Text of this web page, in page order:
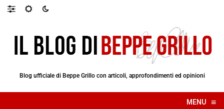
Blog ufficiale di Beppe Grillo con articoli, approfondimenti ed opinioni
MENU ≡
☰